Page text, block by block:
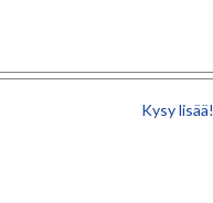
Kysy lisää!